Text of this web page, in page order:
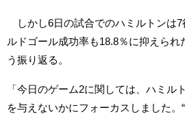
しかし6日の試合でのハミルトンは7
ルドゴール成功率も18.8％に抑えられ
う振り返る。
「今日のゲーム2に関しては、ハミル
を与えないかにフォーカスしました。